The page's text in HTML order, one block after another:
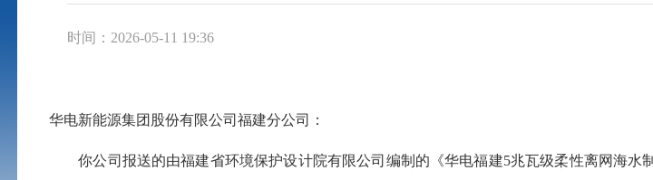
时间：2026-05-11 19:36
华电新能源集团股份有限公司福建分公司：
你公司报送的由福建省环境保护设计院有限公司编制的《华电福建5兆瓦级柔性离网海水